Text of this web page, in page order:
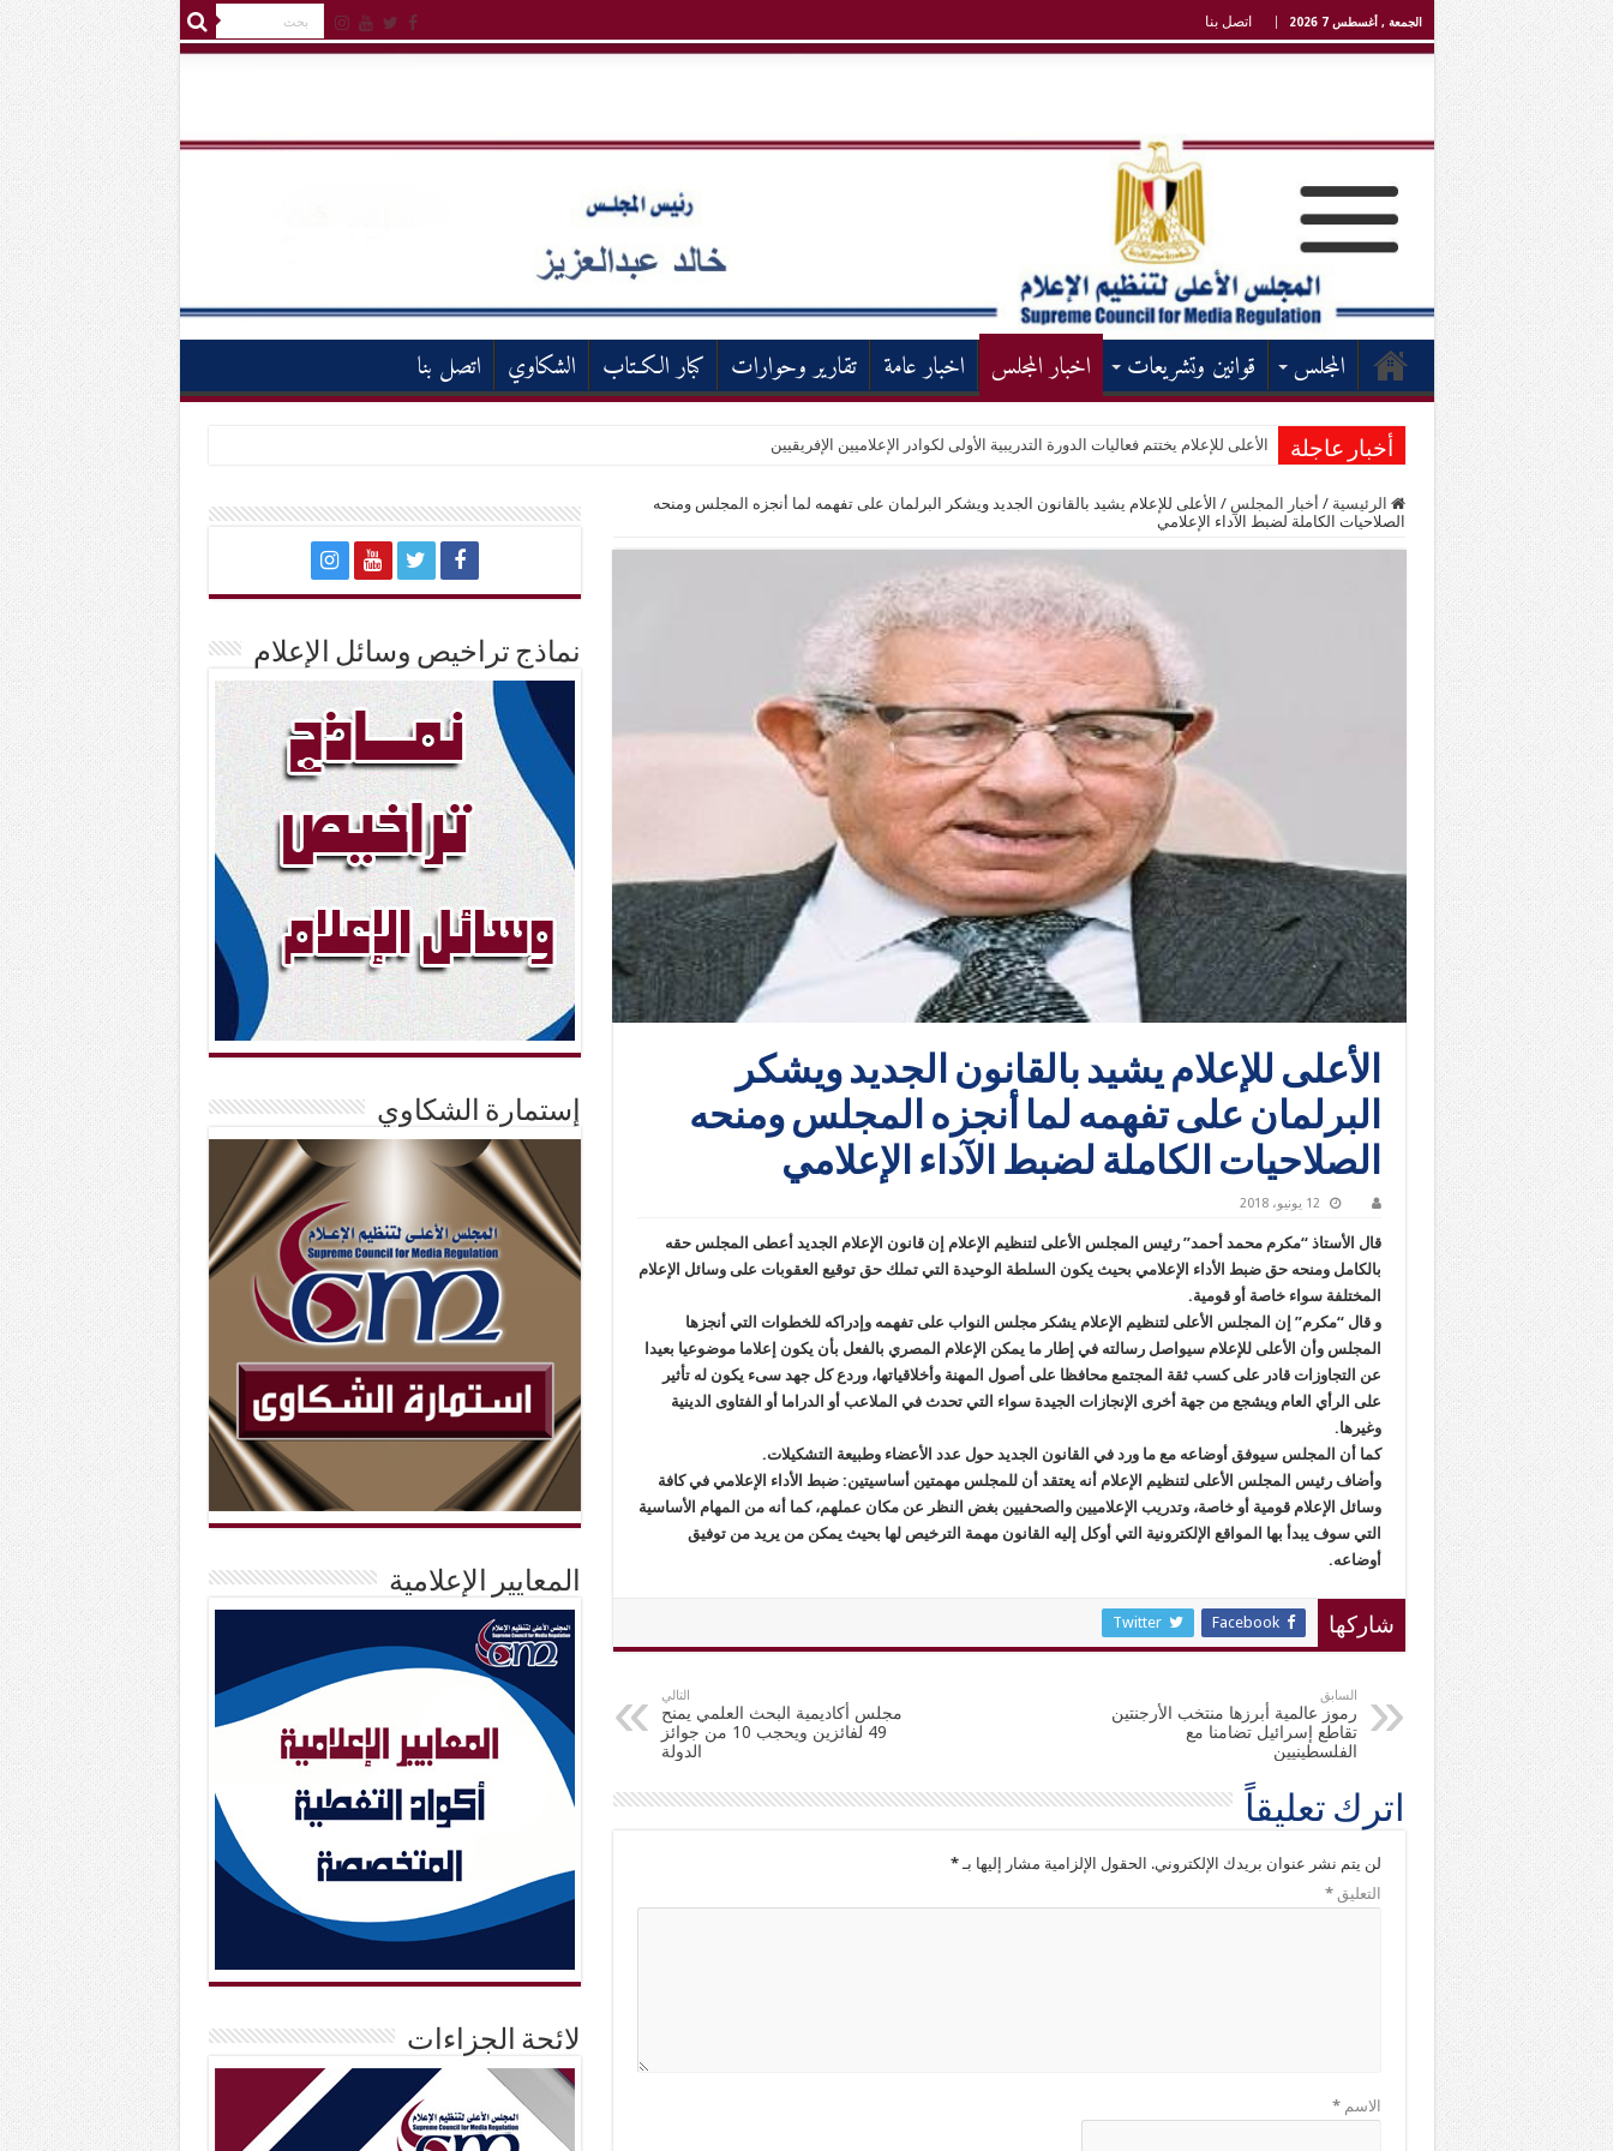
الجمعة , أغسطس 7 2026 اتصل بنا
المجلس قوانين وتشريعات اخبار المجلس اخبار عامة تقارير وحوارات كبار الكـتاب الشكاوي اتصل بنا
أخبار عاجلة الأعلى للإعلام يختتم فعاليات الدورة التدريبية الأولى لكوادر الإعلاميين الإفريقيين
الرئيسية / أخبار المجلس / الأعلى للإعلام يشيد بالقانون الجديد ويشكر البرلمان على تفهمه لما أنجزه المجلس ومنحه
الصلاحيات الكاملة لضبط الآداء الإعلامي
الأعلى للإعلام يشيد بالقانون الجديد ويشكر
البرلمان على تفهمه لما أنجزه المجلس ومنحه
الصلاحيات الكاملة لضبط الآداء الإعلامي
12 يونيو، 2018
قال الأستاذ “مكرم محمد أحمد” رئيس المجلس الأعلى لتنظيم الإعلام إن قانون الإعلام الجديد أعطى المجلس حقه
بالكامل ومنحه حق ضبط الأداء الإعلامي بحيث يكون السلطة الوحيدة التي تملك حق توقيع العقوبات على وسائل الإعلام
المختلفة سواء خاصة أو قومية.
و قال “مكرم” إن المجلس الأعلى لتنظيم الإعلام يشكر مجلس النواب على تفهمه وإدراكه للخطوات التي أنجزها
المجلس وأن الأعلى للإعلام سيواصل رسالته في إطار ما يمكن الإعلام المصري بالفعل بأن يكون إعلاما موضوعيا بعيدا
عن التجاوزات قادر على كسب ثقة المجتمع محافظا على أصول المهنة وأخلاقياتها، وردع كل جهد سىء يكون له تأثير
على الرأي العام ويشجع من جهة أخرى الإنجازات الجيدة سواء التي تحدث في الملاعب أو الدراما أو الفتاوى الدينية
وغيرها.
كما أن المجلس سيوفق أوضاعه مع ما ورد في القانون الجديد حول عدد الأعضاء وطبيعة التشكيلات.
وأضاف رئيس المجلس الأعلى لتنظيم الإعلام أنه يعتقد أن للمجلس مهمتين أساسيتين: ضبط الأداء الإعلامي في كافة
وسائل الإعلام قومية أو خاصة، وتدريب الإعلاميين والصحفيين بغض النظر عن مكان عملهم، كما أنه من المهام الأساسية
التي سوف يبدأ بها المواقع الإلكترونية التي أوكل إليه القانون مهمة الترخيص لها بحيث يمكن من يريد من توفيق
أوضاعه.
شاركها Facebook
Twitter
السابق
رموز عالمية أبرزها منتخب الأرجنتين
تقاطع إسرائيل تضامنا مع
الفلسطينيين
التالي
مجلس أكاديمية البحث العلمي يمنح
49 لفائزين ويحجب 10 من جوائز
الدولة
اترك تعليقاً
لن يتم نشر عنوان بريدك الإلكتروني. الحقول الإلزامية مشار إليها بـ*
التعليق*
الاسم*
نماذج تراخيص وسائل الإعلام
إستمارة الشكاوي
المعايير الإعلامية
لائحة الجزاءات